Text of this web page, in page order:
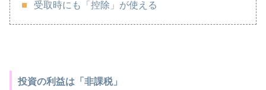
受取時にも「控除」が使える
投資の利益は「非課税」